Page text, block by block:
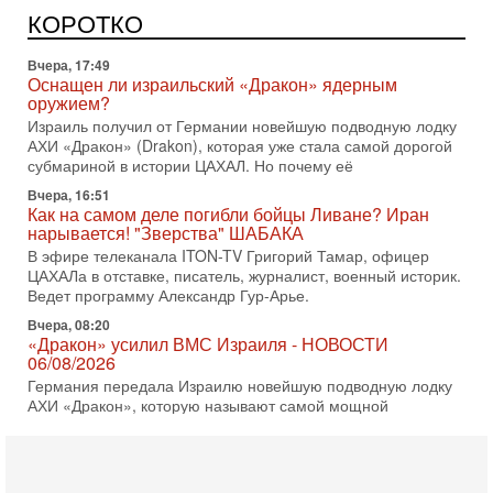
КОРОТКО
АХИ «Дракон» (Drakon), которая уже стала самой дорогой
субмариной в истории ЦАХАЛ. Но почему её
Вчера, 16:51
Как на самом деле погибли бойцы Ливане? Иран
нарывается! "Зверства" ШАБАКА
В эфире телеканала ITON-TV Григорий Тамар, офицер
ЦАХАЛа в отставке, писатель, журналист, военный историк.
Ведет программу Александр Гур-Арье.
Вчера, 08:20
«Дракон» усилил ВМС Израиля - НОВОСТИ
06/08/2026
Германия передала Израилю новейшую подводную лодку
АХИ «Дракон», которую называют самой мощной
субмариной на Ближнем Востоке. Передача прошла на
5-08-2026, 18:16
Сколько ещё Нетаниягу продержится у власти?
«Нетаниягу вечен?» — почему предстоящие выборы в
Израиле могут стать самыми интригующими? Биньямин
Нетаниягу снова уверенно заявляет, что победа на